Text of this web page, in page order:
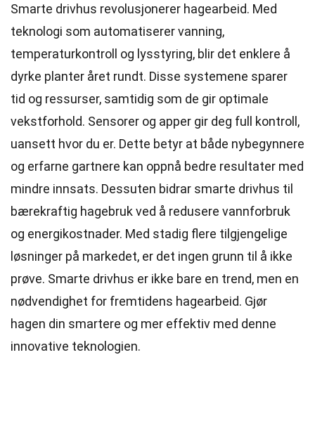
Smarte drivhus revolusjonerer hagearbeid. Med
teknologi som automatiserer vanning,
temperaturkontroll og lysstyring, blir det enklere å
dyrke planter året rundt. Disse systemene sparer
tid og ressurser, samtidig som de gir optimale
vekstforhold. Sensorer og apper gir deg full kontroll,
uansett hvor du er. Dette betyr at både nybegynnere
og erfarne gartnere kan oppnå bedre resultater med
mindre innsats. Dessuten bidrar smarte drivhus til
bærekraftig hagebruk ved å redusere vannforbruk
og energikostnader. Med stadig flere tilgjengelige
løsninger på markedet, er det ingen grunn til å ikke
prøve. Smarte drivhus er ikke bare en trend, men en
nødvendighet for fremtidens hagearbeid. Gjør
hagen din smartere og mer effektiv med denne
innovative teknologien.